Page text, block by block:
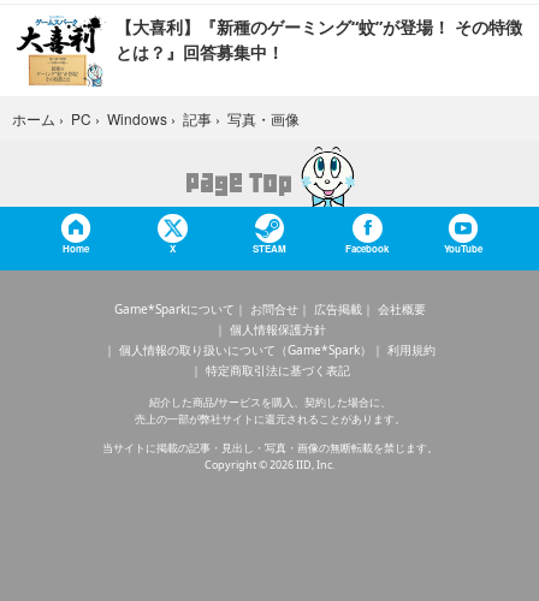
【大喜利】『新種のゲーミング“蚊”が登場！ その特徴
とは？』回答募集中！
ホーム › PC › Windows › 記事 › 写真・画像
Home X STEAM Facebook YouTube
Game*Sparkについて お問合せ 広告掲載
会社概要
個人情報保護方針
個人情報の取り扱いについて（Game*Spark）
利用規約
特定商取引法に基づく表記
紹介した商品/サービスを購入、契約した場合に、
売上の一部が弊社サイトに還元されることがあります。
当サイトに掲載の記事・見出し・写真・画像の無断転載を禁じます。
Copyright © 2026 IID, Inc.